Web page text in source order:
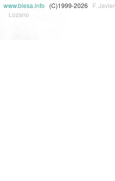
www.blesa.info (C)1999-2026 F. Javier
Lozano